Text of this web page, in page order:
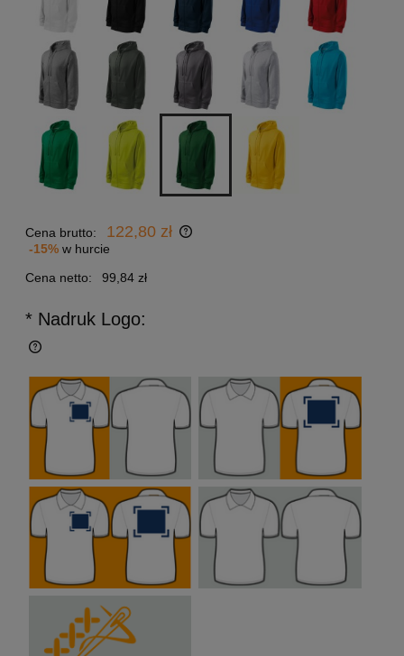
Cena brutto: 122,80 zł
-15% w hurcie
Cena netto:
99,84 zł
* Nadruk Logo: